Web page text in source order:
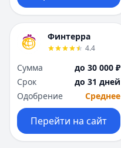
Финтерра
4.4
Сумма
до 30 000 ₽
Срок
до 31 дней
Одобрение
Среднее
Перейти на сайт